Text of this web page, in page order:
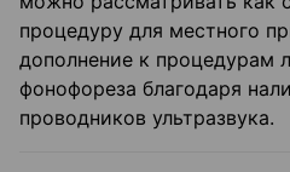
процедуру для местного
дополнение к процедурам
фонофореза благодаря
проводников ультразвука.